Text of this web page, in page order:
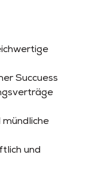
Succuess
und